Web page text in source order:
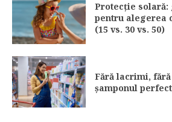
Protecție solară:
pentru alegerea
(15 vs. 30 vs. 50)
Fără lacrimi,
șamponul